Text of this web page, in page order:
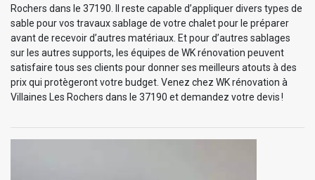
Rochers dans le 37190. Il reste capable d’appliquer divers types de
sable pour vos travaux sablage de votre chalet pour le préparer
avant de recevoir d’autres matériaux. Et pour d’autres sablages
sur les autres supports, les équipes de WK rénovation peuvent
satisfaire tous ses clients pour donner ses meilleurs atouts à des
prix qui protègeront votre budget. Venez chez WK rénovation à
Villaines Les Rochers dans le 37190 et demandez votre devis !